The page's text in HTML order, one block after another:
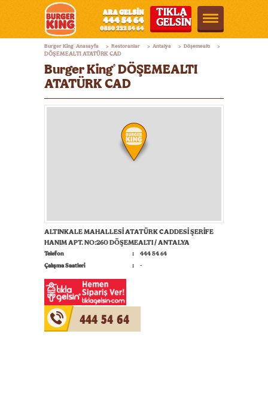
Burger
King®
Türkiye
TIKLA
GELSİN
Burger King® Anasayfa > Restoranlar > Antalya > Döşemealtı >
DÖŞEMEALTI ATATÜRK CAD
Burger King® DÖŞEMEALTI
ATATÜRK CAD
ALTINKALE MAHALLESİ ATATÜRK CADDESİ ŞERİFE
HANIM APT. NO:260 DÖŞEMEALTI / ANTALYA
Telefon
444 54 64
Çalışma Saatleri
-
444 54 64